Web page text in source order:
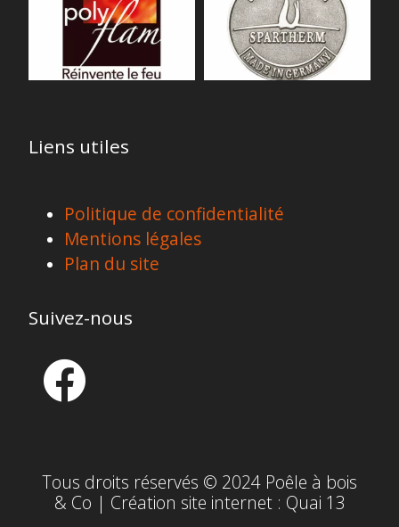
Liens utiles
Politique de confidentialité
Mentions légales
Plan du site
Suivez-nous
Tous droits réservés © 2024 Poêle à bois
& Co | Création site internet : Quai 13